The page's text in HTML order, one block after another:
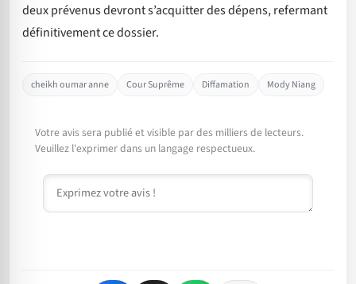
deux prévenus devront s’acquitter des dépens, refermant
définitivement ce dossier.
cheikh oumar anne Cour Suprême Diffamation Mody Niang
Votre avis sera publié et visible par des milliers de lecteurs.
Veuillez l'exprimer dans un langage respectueux.
Commentaire